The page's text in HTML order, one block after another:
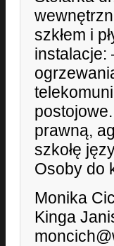
szkłem i
instalacje:
prawną,
szkołę
Osoby do
Monika
Kinga